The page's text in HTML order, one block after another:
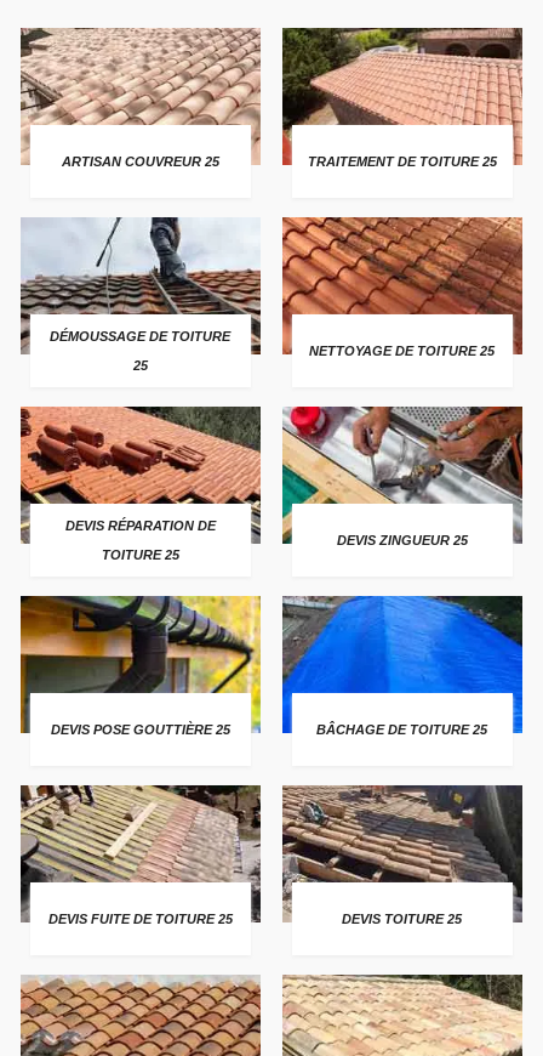
ARTISAN COUVREUR 25 TRAITEMENT DE TOITURE 25
DÉMOUSSAGE DE TOITURE
25
NETTOYAGE DE TOITURE 25
DEVIS RÉPARATION DE
TOITURE 25
DEVIS ZINGUEUR 25
DEVIS POSE GOUTTIÈRE 25 BÂCHAGE DE TOITURE 25
DEVIS FUITE DE TOITURE 25 DEVIS TOITURE 25